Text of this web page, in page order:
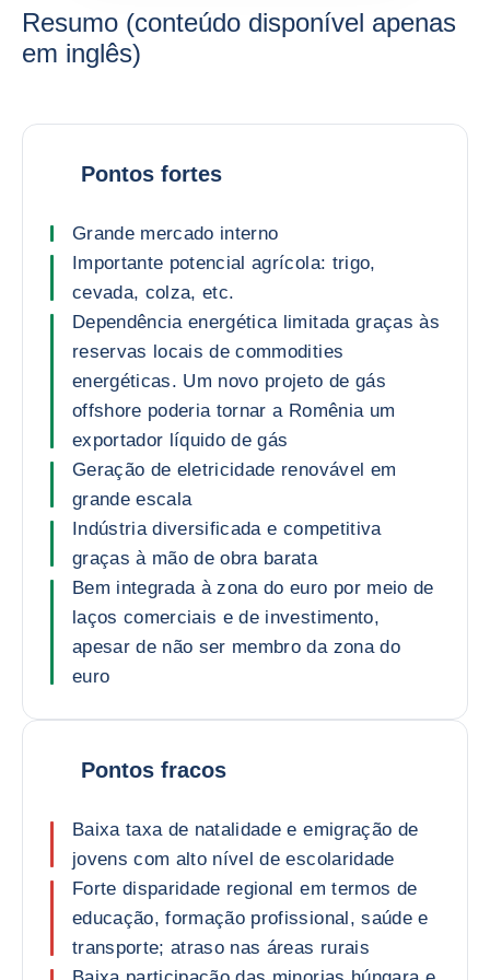
Resumo (conteúdo disponível apenas
em inglês)
Pontos fortes
Grande mercado interno
Importante potencial agrícola: trigo,
cevada, colza, etc.
Dependência energética limitada graças às
reservas locais de commodities
energéticas. Um novo projeto de gás
offshore poderia tornar a Romênia um
exportador líquido de gás
Geração de eletricidade renovável em
grande escala
Indústria diversificada e competitiva
graças à mão de obra barata
Bem integrada à zona do euro por meio de
laços comerciais e de investimento,
apesar de não ser membro da zona do
euro
Pontos fracos
Baixa taxa de natalidade e emigração de
jovens com alto nível de escolaridade
Forte disparidade regional em termos de
educação, formação profissional, saúde e
transporte; atraso nas áreas rurais